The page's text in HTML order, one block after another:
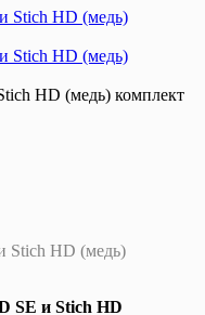
HD (медь) комплект
Stich HD (медь)
SE и Stich HD